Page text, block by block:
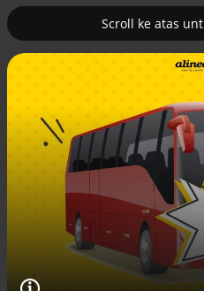
Scroll ke atas